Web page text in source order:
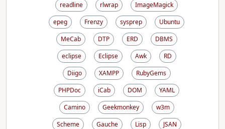
readline
rlwrap
ImageMagick
epeg
Frenzy sysprep
Ubuntu
MeCab
DTP ERD
DBMS
eclipse
Eclipse Awk
RD
Diigo
XAMPP
RubyGems
PHPDoc
iCab DOM
YAML
Camino
Geekmonkey
w3m
Scheme
Gauche Lisp
JSAN